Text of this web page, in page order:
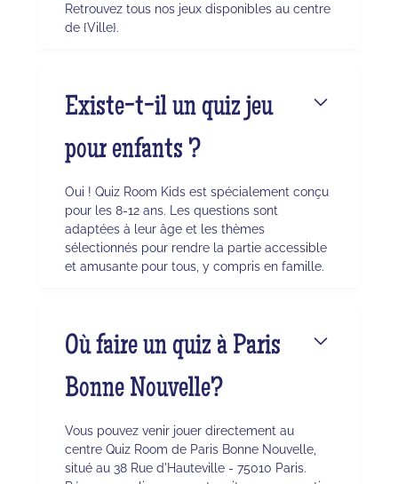
Retrouvez tous nos jeux disponibles au centre
de {Ville}.
Existe-t-il un quiz jeu
pour enfants ?
Oui ! Quiz Room Kids est spécialement conçu
pour les 8-12 ans. Les questions sont
adaptées à leur âge et les thèmes
sélectionnés pour rendre la partie accessible
et amusante pour tous, y compris en famille.
Où faire un quiz à Paris
Bonne Nouvelle?
Vous pouvez venir jouer directement au
centre Quiz Room de Paris Bonne Nouvelle,
situé au 38 Rue d'Hauteville - 75010 Paris.